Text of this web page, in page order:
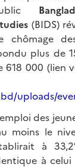
(BIDS)
chômage
plus de
618 000 (lien
uploads/
des
moins le
à
à celui